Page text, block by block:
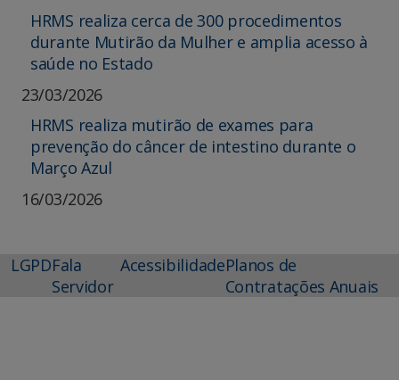
HRMS realiza cerca de 300 procedimentos
durante Mutirão da Mulher e amplia acesso à
saúde no Estado
23/03/2026
HRMS realiza mutirão de exames para
prevenção do câncer de intestino durante o
Março Azul
16/03/2026
LGPDFala
Servidor
AcessibilidadePlanos de
Contratações Anuais